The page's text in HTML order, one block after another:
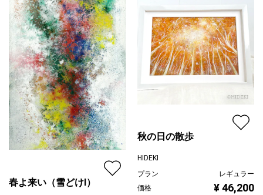
春よ来い（雪どけⅠ）
秋の日の散歩
HIDEKI
プラン
レギュラー
価格
¥ 46,200